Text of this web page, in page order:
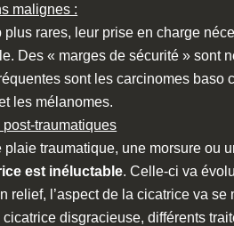
malignes :
plus rares, leur prise en charge
Des « marges de sécurité » sont
sont les carcinomes baso
les mélanomes.
traumatiques
plaie traumatique, une morsure ou
est inéluctable. Celle-ci va
relief, l’aspect de la cicatrice va se
cicatrice disgracieuse, différents